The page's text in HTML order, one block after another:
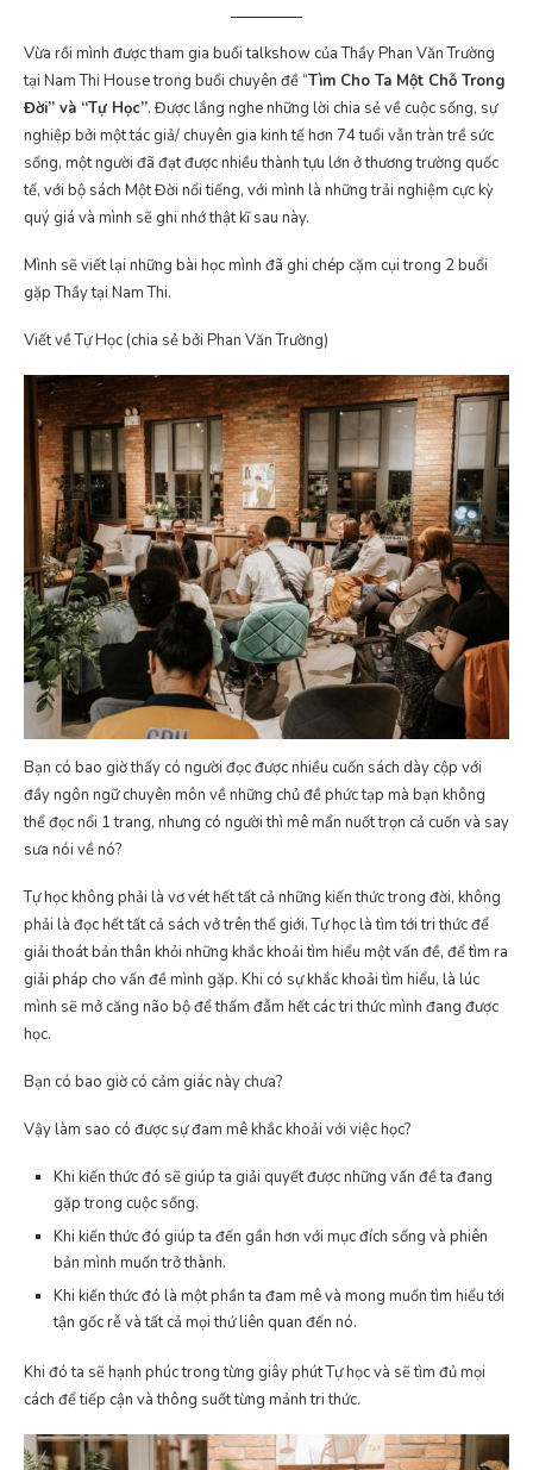
Vừa rồi mình được tham gia buổi talkshow của Thầy Phan Văn Trường
tại Nam Thi House trong buổi chuyên đề “Tìm Cho Ta Một Chỗ Trong
Đời” và “Tự Học”. Được lắng nghe những lời chia sẻ về cuộc sống, sự
nghiệp bởi một tác giả/ chuyên gia kinh tế hơn 74 tuổi vẫn tràn trề sức
sống, một người đã đạt được nhiều thành tựu lớn ở thương trường quốc
tế, với bộ sách Một Đời nổi tiếng, với mình là những trải nghiệm cực kỳ
quý giá và mình sẽ ghi nhớ thật kĩ sau này.
Mình sẽ viết lại những bài học mình đã ghi chép cặm cụi trong 2 buổi
gặp Thầy tại Nam Thi.
Viết về Tự Học (chia sẻ bởi Phan Văn Trường)
Bạn có bao giờ thấy có người đọc được nhiều cuốn sách dày cộp với
đầy ngôn ngữ chuyên môn về những chủ đề phức tạp mà bạn không
thể đọc nổi 1 trang, nhưng có người thì mê mẩn nuốt trọn cả cuốn và say
sưa nói về nó?
Tự học không phải là vơ vét hết tất cả những kiến thức trong đời, không
phải là đọc hết tất cả sách vở trên thế giới. Tự học là tìm tới tri thức để
giải thoát bản thân khỏi những khắc khoải tìm hiểu một vấn đề, để tìm ra
giải pháp cho vấn đề mình gặp. Khi có sự khắc khoải tìm hiểu, là lúc
mình sẽ mở căng não bộ để thấm đẫm hết các tri thức mình đang được
học.
Bạn có bao giờ có cảm giác này chưa?
Vậy làm sao có được sự đam mê khắc khoải với việc học?
Khi kiến thức đó sẽ giúp ta giải quyết được những vấn đề ta đang
gặp trong cuộc sống.
Khi kiến thức đó giúp ta đến gần hơn với mục đích sống và phiên
bản mình muốn trở thành.
Khi kiến thức đó là một phần ta đam mê và mong muốn tìm hiểu tới
tận gốc rễ và tất cả mọi thứ liên quan đến nó.
Khi đó ta sẽ hạnh phúc trong từng giây phút Tự học và sẽ tìm đủ mọi
cách để tiếp cận và thông suốt từng mảnh tri thức.